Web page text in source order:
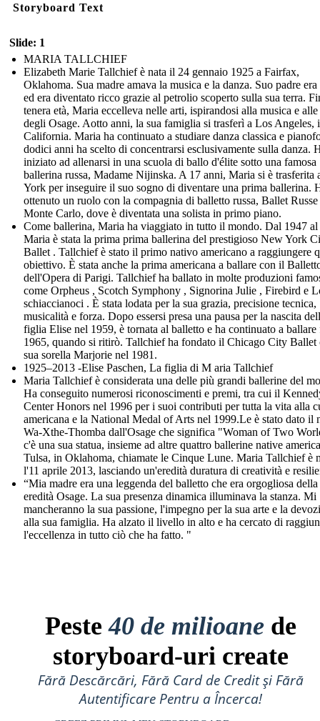
Storyboard Text
Slide: 1
MARIA TALLCHIEF
Elizabeth Marie Tallchief è nata il 24 gennaio 1925 a Fairfax,
Oklahoma. Sua madre amava la musica e la danza. Suo padre era
ed era diventato ricco grazie al petrolio scoperto sulla sua terra.
tenera età, Maria eccelleva nelle arti, ispirandosi alla musica e alle
degli Osage. Aotto anni, la sua famiglia si trasferì a Los Angeles,
California. Maria ha continuato a studiare danza classica e
dodici anni ha scelto di concentrarsi esclusivamente sulla danza.
iniziato ad allenarsi in una scuola di ballo d'élite sotto una famosa
ballerina russa, Madame Nijinska. A 17 anni, Maria si è trasferita
York per inseguire il suo sogno di diventare una prima ballerina.
ottenuto un ruolo con la compagnia di balletto russa, Ballet Russe
Monte Carlo, dove è diventata una solista in primo piano.
Come ballerina, Maria ha viaggiato in tutto il mondo. Dal 1947
Maria è stata la prima prima ballerina del prestigioso New York
Ballet . Tallchief è stato il primo nativo americano a raggiungere
obiettivo. È stata anche la prima americana a ballare con il
dell'Opera di Parigi. Tallchief ha ballato in molte produzioni
come Orpheus , Scotch Symphony , Signorina Julie , Firebird e
schiaccianoci . È stata lodata per la sua grazia, precisione tecnica,
musicalità e forza. Dopo essersi presa una pausa per la nascita
figlia Elise nel 1959, è tornata al balletto e ha continuato a
1965, quando si ritirò. Tallchief ha fondato il Chicago City Ballet
sua sorella Marjorie nel 1981.
1925–2013 -Elise Paschen, La figlia di M aria Tallchief
Maria Tallchief è considerata una delle più grandi ballerine del
Ha conseguito numerosi riconoscimenti e premi, tra cui il
Center Honors nel 1996 per i suoi contributi per tutta la vita alla
americana e la National Medal of Arts nel 1999.Le è stato dato il
Wa-Xthe-Thomba dall'Osage che significa "Woman of Two
c'è una sua statua, insieme ad altre quattro ballerine native
Tulsa, in Oklahoma, chiamate le Cinque Lune. Maria Tallchief è
l'11 aprile 2013, lasciando un'eredità duratura di creatività e
“Mia madre era una leggenda del balletto che era orgogliosa della
eredità Osage. La sua presenza dinamica illuminava la stanza. Mi
mancheranno la sua passione, l'impegno per la sua arte e la
alla sua famiglia. Ha alzato il livello in alto e ha cercato di
l'eccellenza in tutto ciò che ha fatto. "
Peste40 de milioane de
storyboard-uri create
Fără Descărcări, Fără Card de Credit și Fără
Autentificare Pentru a Încerca!